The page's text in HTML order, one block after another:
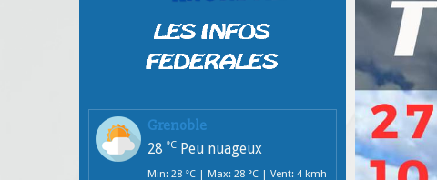
Grenoble
28 °C Peu nuageux
Min: 28 °C | Max: 28 °C | Vent: 4 kmh